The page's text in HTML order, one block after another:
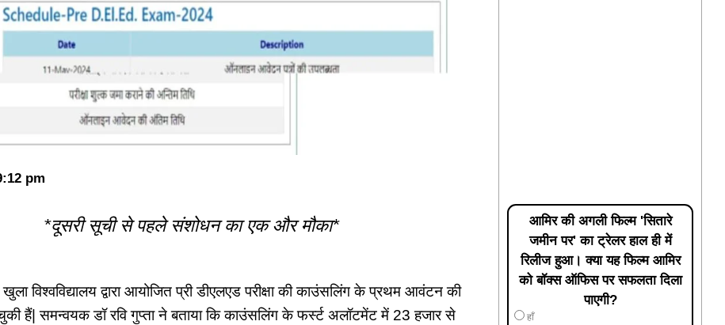
pm
*दूसरी सूची से पहले संशोधन का एक और मौका*
खुला विश्वविद्यालय द्वारा आयोजित प्री डीएलएड परीक्षा की काउंसलिंग के प्रथम आवंटन की
चुकी हैं| समन्वयक डॉ रवि गुप्ता ने बताया कि काउंसलिंग के फर्स्ट अलॉटमेंट में 23 हजार से
आमिर की अगली फिल्म 'सितारे
जमीन पर' का ट्रेलर हाल ही में
रिलीज हुआ। क्या यह फिल्म आमिर
को बॉक्स ऑफिस पर सफलता दिला
पाएगी?
हाँ